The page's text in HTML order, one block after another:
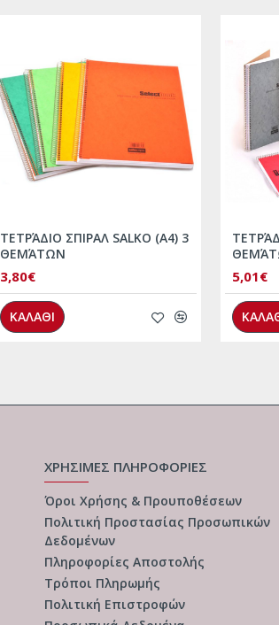
ΤΕΤΡΆΔΙΟ ΣΠΙΡΑΛ SALKO (Α4) 3
ΘΕΜΆΤΩΝ
3,80€
ΚΑΛΑΘΙ
5,01€
ΧΡΗΣΙΜΕΣ ΠΛΗΡΟΦΟΡΙΕΣ
Όροι Χρήσης & Προυποθέσεων
Πολιτική Προστασίας Προσωπικών
Δεδομένων
Πληροφορίες Αποστολής
Τρόποι Πληρωμής
Πολιτική Επιστροφών